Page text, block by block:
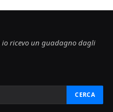
ricevo un guadagno dagli